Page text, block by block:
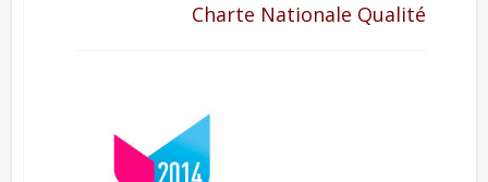
Charte Nationale Qualité